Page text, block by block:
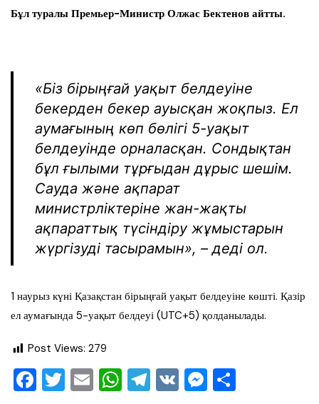
Бұл туралы Премьер-Министр Олжас Бектенов айтты.
«Біз бірыңғай уақыт белдеуіне
бекерден бекер ауысқан жоқпыз. Ел
аумағының көп бөлігі 5-уақыт
белдеуінде орналасқан. Сондықтан
бұл ғылыми тұрғыдан дұрыс шешім.
Сауда және ақпарат
министрліктеріне жан-жақты
ақпараттық түсіндіру жұмыстарын
жүргізуді тасырамын», – деді ол.
1 наурыз күні Қазақстан бірыңғай уақыт белдеуіне көшті. Қазір
ел аумағында 5-уақыт белдеуі (UTC+5) қолданылады.
Post Views: 279
F T E W T V M